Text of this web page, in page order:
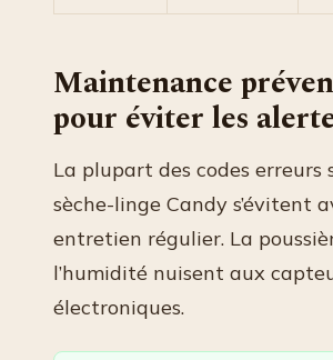
Maintenance
pour éviter les
La plupart des codes erreurs
sèche-linge Candy s’évitent
entretien régulier. La
l’humidité nuisent aux
électroniques.